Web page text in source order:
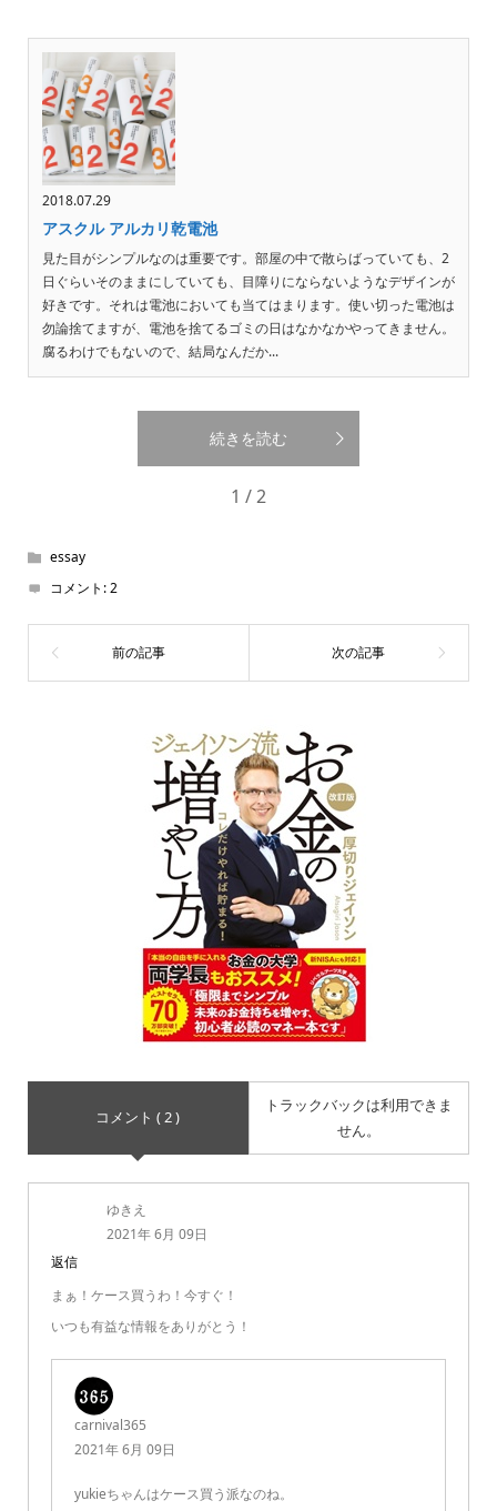
2018.07.29
アスクル アルカリ乾電池
見た目がシンプルなのは重要です。部屋の中で散らばっていても、2
日ぐらいそのままにしていても、目障りにならないようなデザインが
好きです。それは電池においても当てはまります。使い切った電池は
勿論捨てますが、電池を捨てるゴミの日はなかなかやってきません。
腐るわけでもないので、結局なんだか...
続きを読む
1 / 2
essay
コメント:2
コメント ( 2 )
トラックバックは利用できま
せん。
ゆきえ
2021年 6月 09日
返信
まぁ！ケース買うわ！今すぐ！
いつも有益な情報をありがとう！
carnival365
2021年 6月 09日
yukieちゃんはケース買う派なのね。